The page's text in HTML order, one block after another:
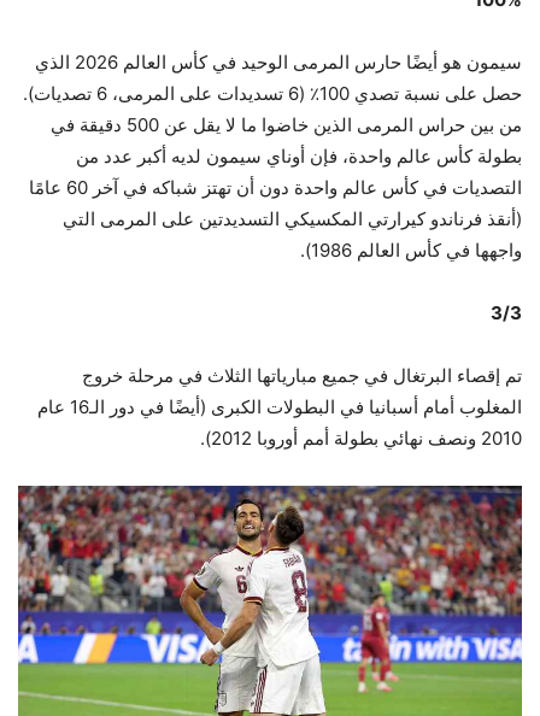
سيمون هو أيضًا حارس المرمى الوحيد في كأس العالم 2026 الذي
حصل على نسبة تصدي 100٪ (6 تسديدات على المرمى، 6 تصديات).
من بين حراس المرمى الذين خاضوا ما لا يقل عن 500 دقيقة في
بطولة كأس عالم واحدة، فإن أوناي سيمون لديه أكبر عدد من
التصديات في كأس عالم واحدة دون أن تهتز شباكه في آخر 60 عامًا
(أنقذ فرناندو كيرارتي المكسيكي التسديدتين على المرمى التي
واجهها في كأس العالم 1986).
3/3
تم إقصاء البرتغال في جميع مبارياتها الثلاث في مرحلة خروج
المغلوب أمام أسبانيا في البطولات الكبرى (أيضًا في دور الـ16 عام
2010 ونصف نهائي بطولة أمم أوروبا 2012).